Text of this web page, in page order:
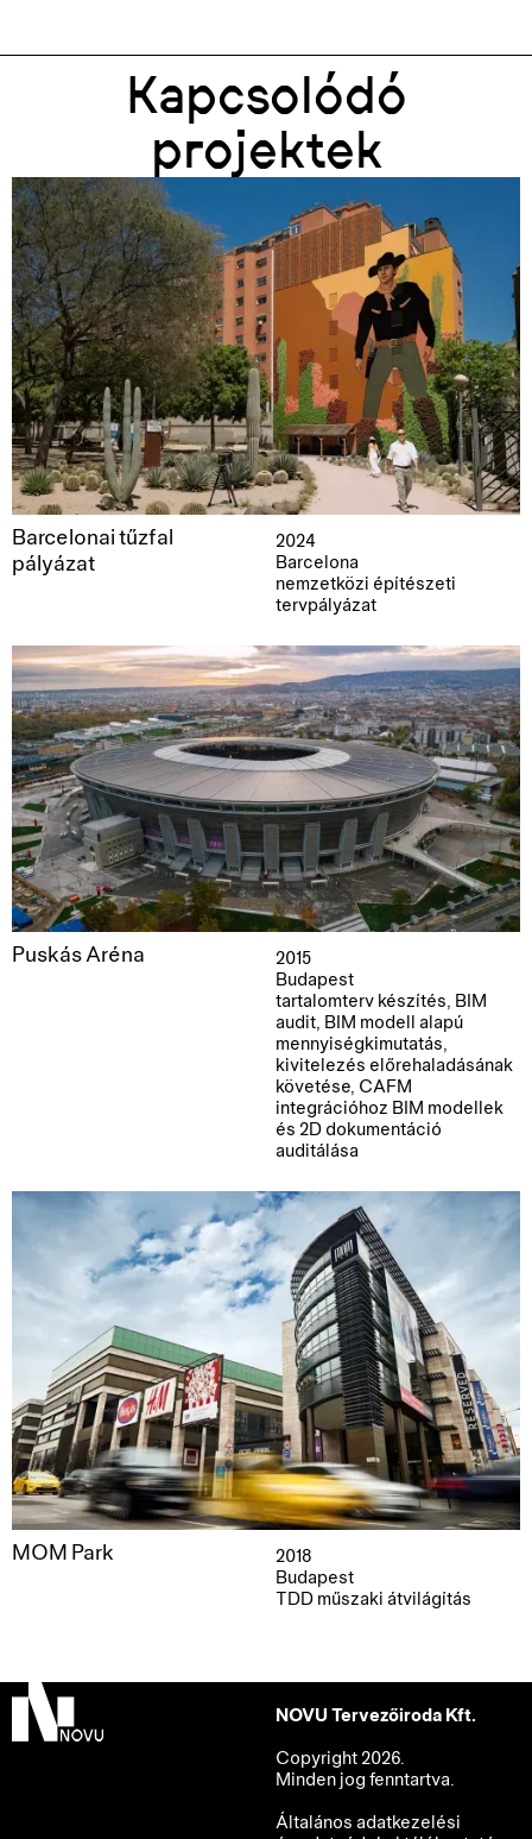
Kapcsolódó
projektek
Barcelonai tűzfal
pályázat
2024
Barcelona
nemzetközi építészeti
tervpályázat
Puskás Aréna
2015
Budapest
tartalomterv készítés, BIM
audit, BIM modell alapú
mennyiségkimutatás,
kivitelezés előrehaladásának
követése, CAFM
integrációhoz BIM modellek
és 2D dokumentáció
auditálása
MOM Park
2018
Budapest
TDD műszaki átvilágítás
NOVU Tervezőiroda Kft.
Copyright 2026.
Minden jog fenntartva.
Általános adatkezelési